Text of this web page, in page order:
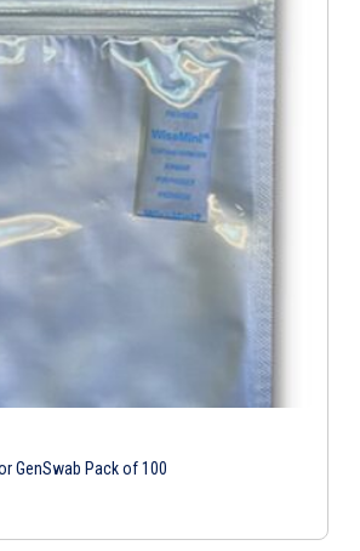
GenSwab Pack of 100